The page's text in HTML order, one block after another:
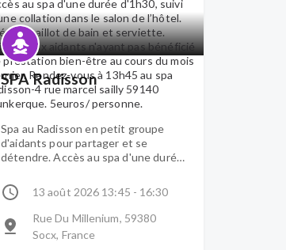
SPA Radisson
Spa au Radisson en petit groupe
d'aidants pour partager et se
détendre. Accès au spa d'une durée
salon de l’hôtel. Prévoir maillot de
bain et serviette. Priorité aux aidants
n'ayant pas bénéficié de prestation
bien-être au cours du mois dernier.
Rendez-vous à 13h45 au spa
13 août 2026 13:45 - 16:30
Rue Du Millenium, 59380
Socx, France